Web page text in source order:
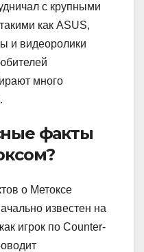
с крупными
как ASUS,
и видеоролики
много
факты
о Метоксе
известен на
игрок по Counter-